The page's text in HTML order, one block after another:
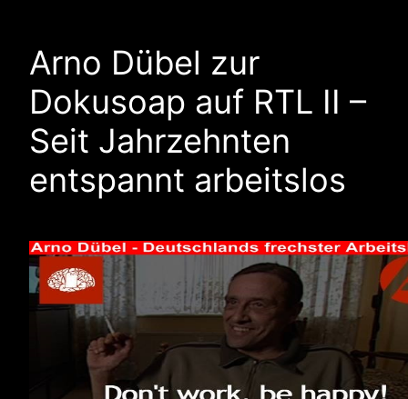
Arno Dübel zur
Dokusoap auf RTL II –
Seit Jahrzehnten
entspannt arbeitslos